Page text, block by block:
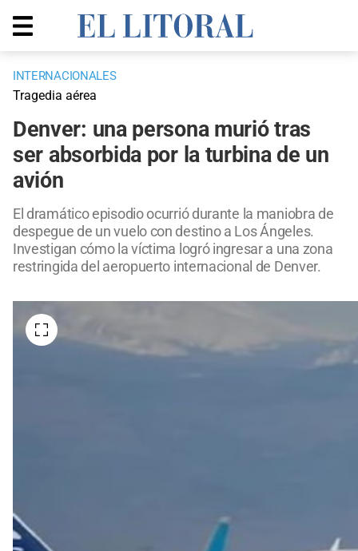
INTERNACIONALES
Tragedia aérea
Denver: una persona murió tras
ser absorbida por la turbina de un
avión
El dramático episodio ocurrió durante la maniobra de
despegue de un vuelo con destino a Los Ángeles.
Investigan cómo la víctima logró ingresar a una zona
restringida del aeropuerto internacional de Denver.